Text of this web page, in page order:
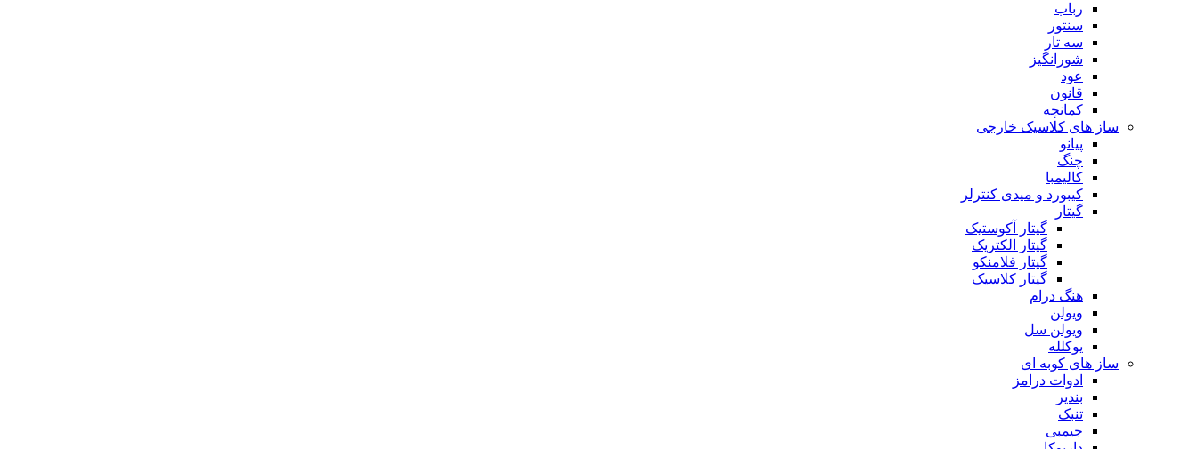
رباب
سنتور
سه تار
شورانگیز
عود
قانون
کمانچه
ساز های کلاسیک خارجی
پیانو
چنگ
کالیمبا
کیبورد و میدی کنترلر
گیتار
گیتار آکوستیک
گیتار الکتریک
گیتار فلامنکو
گیتار کلاسیک
هنگ درام
ویولن
ویولن سل
یوکلله
ساز های کوبه ای
ادوات درامز
بندیر
تنبک
جیمبی